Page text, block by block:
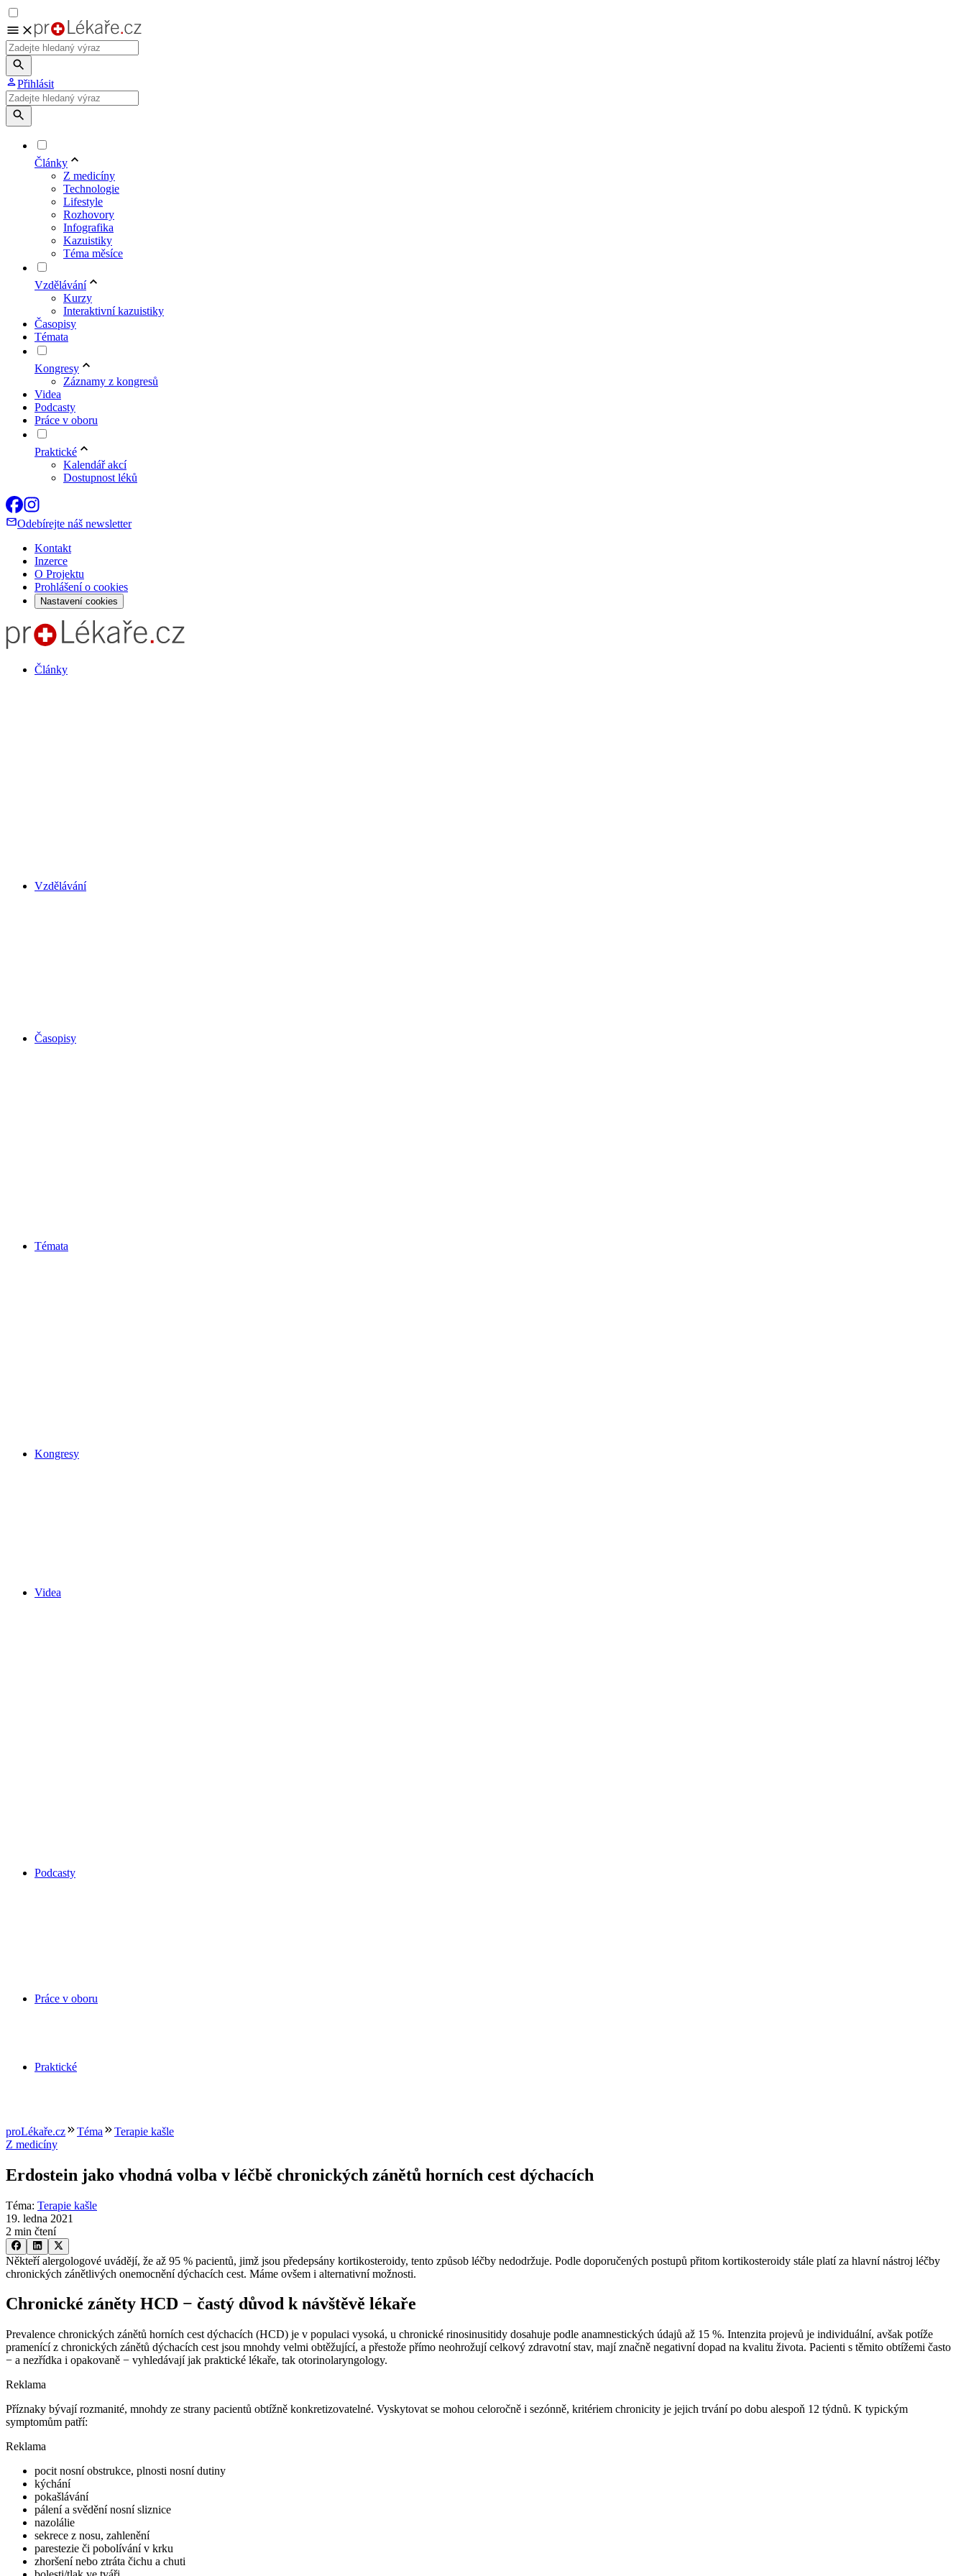
Přihlásit
Články
Z medicíny
Technologie
Lifestyle
Rozhovory
Infografika
Kazuistiky
Téma měsíce
Vzdělávání
Kurzy
Interaktivní kazuistiky
Časopisy
Témata
Kongresy
Záznamy z kongresů
Videa
Podcasty
Práce v oboru
Praktické
Kalendář akcí
Dostupnost léků
Odebírejte náš newsletter
Kontakt
Inzerce
O Projektu
Prohlášení o cookies
Nastavení cookies
Články
Vzdělávání
Časopisy
Témata
Kongresy
Videa
Podcasty
Práce v oboru
Praktické
proLékaře.cz Téma
Terapie kašle
Z medicíny
Erdostein jako vhodná volba v léčbě chronických zánětů horních cest dýchacích
Téma: Terapie kašle
19. ledna 2021
2 min čtení
Někteří alergologové uvádějí, že až 95 % pacientů, jimž jsou předepsány kortikosteroidy, tento způsob léčby nedodržuje. Podle doporučených postupů přitom kortikosteroidy stále platí za hlavní nástroj léčby
chronických zánětlivých onemocnění dýchacích cest. Máme ovšem i alternativní možnosti.
Chronické záněty HCD −⁠ častý důvod k návštěvě lékaře
Prevalence chronických zánětů horních cest dýchacích (HCD) je v populaci vysoká, u chronické rinosinusitidy dosahuje podle anamnestických údajů až 15 %. Intenzita projevů je individuální, avšak potíže
pramenící z chronických zánětů dýchacích cest jsou mnohdy velmi obtěžující, a přestože přímo neohrožují celkový zdravotní stav, mají značně negativní dopad na kvalitu života. Pacienti s těmito obtížemi často
−⁠ a nezřídka i opakovaně −⁠ vyhledávají jak praktické lékaře, tak otorinolaryngology.
Reklama
Příznaky bývají rozmanité, mnohdy ze strany pacientů obtížně konkretizovatelné. Vyskytovat se mohou celoročně i sezónně, kritériem chronicity je jejich trvání po dobu alespoň 12 týdnů. K typickým
symptomům patří:
Reklama
pocit nosní obstrukce, plnosti nosní dutiny
kýchání
pokašlávání
pálení a svědění nosní sliznice
nazolálie
sekrece z nosu, zahlenění
parestezie či pobolívání v krku
zhoršení nebo ztráta čichu a chuti